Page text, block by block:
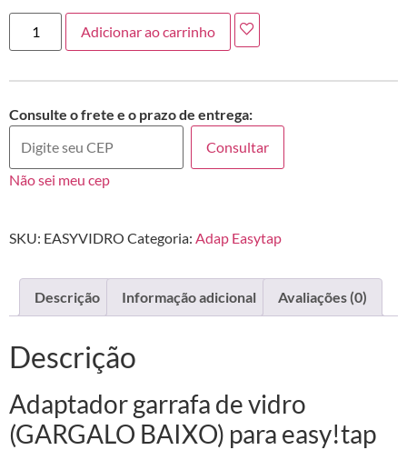
Adicionar ao carrinho
Consulte o frete e o prazo de entrega:
Consultar
Não sei meu cep
SKU: EASYVIDRO Categoria: Adap Easytap
Descrição Informação adicional Avaliações (0)
Descrição
Adaptador garrafa de vidro
(GARGALO BAIXO) para easy!tap